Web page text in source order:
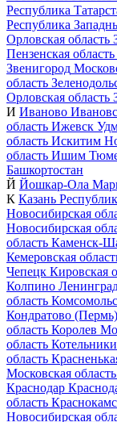
Республика
Республика
Орловская область
Пензенская область
Звенигород
область
Орловская область
И Иваново
область Ижевск
область Искитим
область Ишим
Башкортостан
Й Йошкар-Ола
К Казань
Новосибирская
Новосибирская
область Каменск-
Кемеровская
Чепецк Кировская
Колпино
область
Кондратово (Пермь)
область Королев
область Котельники
область
Московская область
Краснодар
область
Новосибирская